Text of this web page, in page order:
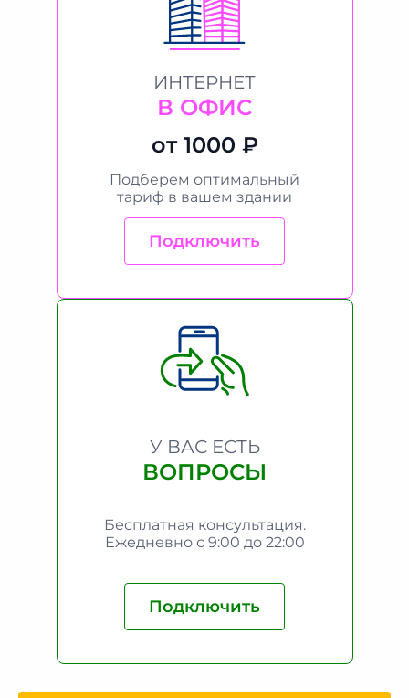
ИНТЕРНЕТ
В ОФИС
от 1000 ₽
Подберем оптимальный
тариф в вашем здании
Подключить
У ВАС ЕСТЬ
ВОПРОСЫ
Бесплатная консультация.
Ежедневно с 9:00 до 22:00
Подключить